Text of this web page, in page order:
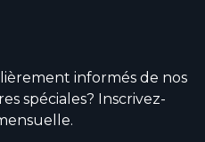
informés de nos
spéciales? Inscrivez-